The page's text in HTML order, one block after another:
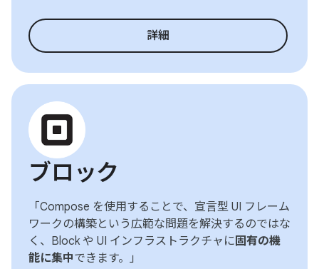
詳細
ブロック
「Compose を使用することで、宣言型 UI フレーム
ワークの構築という広範な問題を解決するのではな
く、Block や UI インフラストラクチャに 固有の機
能に集中できます。」